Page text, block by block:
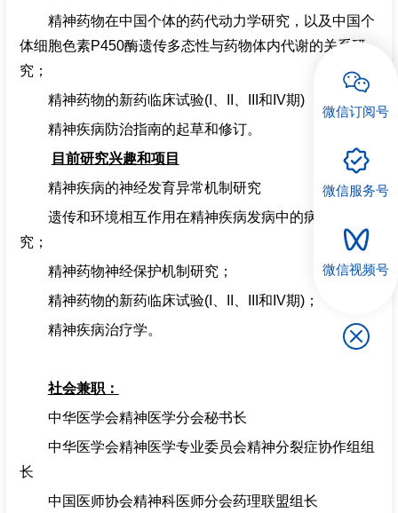
精神药物在中国个体的药代动力学研究，以及中国个
体细胞色素P450酶遗传多态性与药物体内代谢的关系研
究；
精神药物的新药临床试验(I 和 IV期)
精神疾病防治指南的起草和修订。
目前研究兴趣和项目
精神疾病的神经发育异常机制研究
遗传和环境相互作用在精神疾病发病中的病理机制研
究；
精神药物神经保护机制研究；
精神药物的新药临床试验(I 和 IV期)；
精神疾病治疗学。
社会兼职：
中华医学会精神医学分会秘书长
中华医学会精神医学专业委员会精神分裂症协作组组
长
中国医师协会精神科医师分会药理联盟组长
微信订阅号
微信服务号
微信视频号